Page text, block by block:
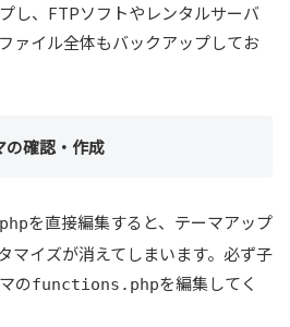
し、FTPソフトやレンタルサーバ
ァイル全体もバックアップしてお
の確認・作成
を直接編集すると、テーマアップ
マイズが消えてしまいます。必ず子
のfunctions.phpを編集してく